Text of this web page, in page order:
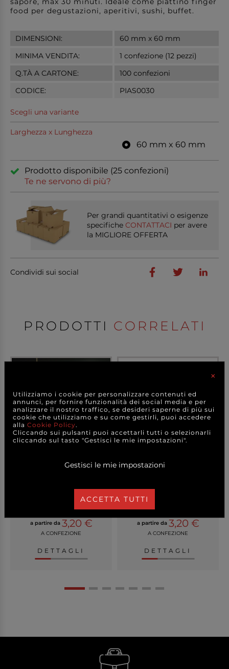
food per degustazioni, aperitivi, sushi, buffet.
DIMENSIONI:
60 mm x 60 mm
MINIMA VENDITA:
1 confezione (12 pezzi)
Q.TÀ A CARTONE:
100 confezioni
CODICE:
PIAS0030
Scegli una variante
Larghezza x Lunghezza
60 mm x 60 mm
Prodotto disponibile (25 confezioni)
Te ne servono di più?
Per grandi quantitativi o esigenze
specifiche CONTATTACI per avere
la MIGLIORE OFFERTA
Condividi sui social
PRODOTTI CORRELATI
Cono in legno take away
+ VARIANTI MODELLO
a partire da 3,20 €
A CONFEZIONE
DETTAGLI
Coppetta fingerfood
a partire da 3,20 €
A CONFEZIONE
DETTAGLI
×
Utilizziamo i cookie per personalizzare contenuti ed
annunci, per fornire funzionalità dei social media e per
analizzare il nostro traffico, se desideri saperne di più sui
cookie che utilizziamo e su come gestirli, puoi accedere
alla Cookie Policy.
Cliccando sui pulsanti puoi accettarli tutti o selezionarli
cliccando sul tasto "Gestisci le mie impostazioni".
Gestisci le mie impostazioni
ACCETTA TUTTI